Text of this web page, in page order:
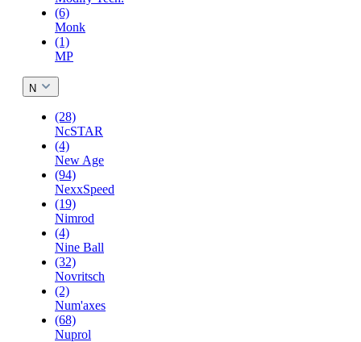
(6)
Monk
(1)
MP
N
(28)
NcSTAR
(4)
New Age
(94)
NexxSpeed
(19)
Nimrod
(4)
Nine Ball
(32)
Novritsch
(2)
Num'axes
(68)
Nuprol